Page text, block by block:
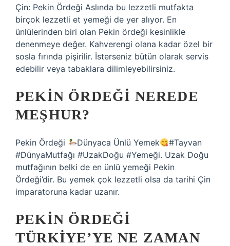
Çin: Pekin Ördeği Aslında bu lezzetli mutfakta
birçok lezzetli et yemeği de yer alıyor. En
ünlülerinden biri olan Pekin ördeği kesinlikle
denenmeye değer. Kahverengi olana kadar özel bir
sosla fırında pişirilir. İsterseniz bütün olarak servis
edebilir veya tabaklara dilimleyebilirsiniz.
PEKIN ÖRDEĞI NEREDE
MEŞHUR?
Pekin Ördeği Dünyaca Ünlü Yemek
#Tayvan
#DünyaMutfağı #UzakDoğu #Yemeği. Uzak Doğu
mutfağının belki de en ünlü yemeği Pekin
Ördeği’dir. Bu yemek çok lezzetli olsa da tarihi Çin
imparatoruna kadar uzanır.
PEKIN ÖRDEĞI
TÜRKIYE’YE NE ZAMAN